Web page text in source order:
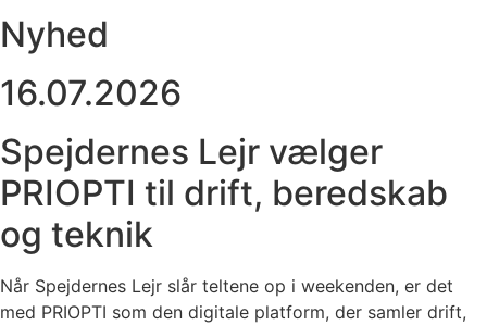
Nyhed
16.07.2026
Spejdernes Lejr vælger
PRIOPTI til drift, beredskab
og teknik
Når Spejdernes Lejr slår teltene op i weekenden, er det
med PRIOPTI som den digitale platform, der samler drift,